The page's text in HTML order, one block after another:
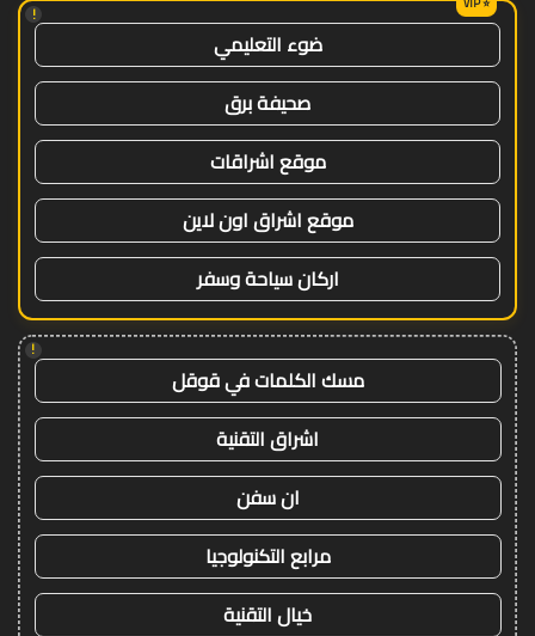
!
ضوء التعليمي
صحيفة برق
موقع اشراقات
موقع اشراق اون لاين
اركان سياحة وسفر
!
مسك الكلمات في قوقل
اشراق التقنية
ان سفن
مرابع التكنولوجيا
خيال التقنية